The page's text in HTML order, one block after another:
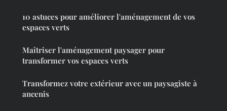
10 astuces pour améliorer l'aménagement de vos
espaces verts
Maîtriser l'aménagement paysager pour
transformer vos espaces verts
Transformez votre extérieur avec un paysagiste à
ancenis